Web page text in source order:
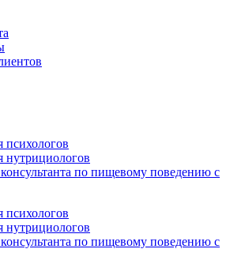
психологов
нутрициологов
по пищевому поведению с
психологов
нутрициологов
по пищевому поведению с